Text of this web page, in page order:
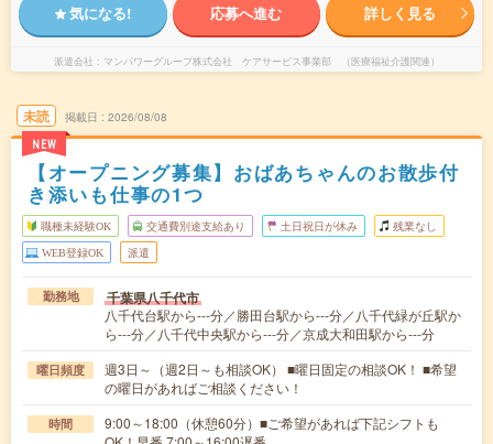
気になる! 応募へ進む 詳しく見る
派遣会社 マンパワーグループ株式会社 ケアサービス事業部 （医療福祉介護関連）
未読
NEW
掲載日 2026/08/08
【オープニング募集】おばあちゃんのお散歩付
き添いも仕事の1つ
職種未経験OK 交通費別途支給あり 土日祝日が休み 残業なし
WEB登録OK 派遣
勤務地 千葉県八千代市
八千代台駅から---分／勝田台駅から---分／八千代緑が丘駅か
ら---分／八千代中央駅から---分／京成大和田駅から---分
曜日頻度
週3日～（週2日～も相談OK） ■曜日固定の相談OK！ ■希望
の曜日があればご相談ください！
時間
9:00～18:00（休憩60分）■ご希望があれば下記シフトも